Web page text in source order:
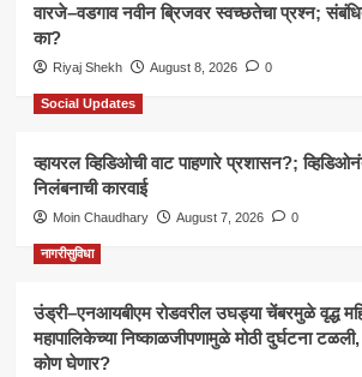
वारजे–वडगाव नवीन ब्रिजवर स्वच्छतेचा प्रश्न;
का?
Riyaj Shekh August 8, 2026 0
Social Updates
व्हायरल व्हिडिओची वाट पाहणारे प्रशासन?;
निलंबनाची कारवाई
Moin Chaudhary August 7, 2026 0
नागरीसुविधा
उंड्री–एनआयबीएम रोडवरील उघड्या चेंबरमुळे वृद्ध
महापालिकेच्या निष्काळजीपणामुळे मोठी दुर्घटना टळली,
कोण घेणार?